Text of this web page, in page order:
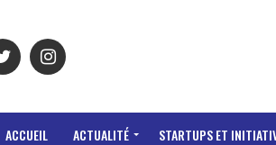
ACCUEIL ACTUALITÉ STARTUPS ET